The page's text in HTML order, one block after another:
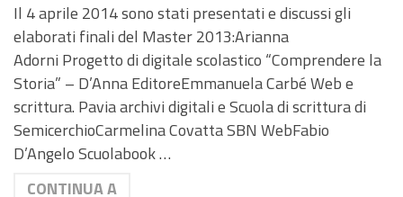
Il 4 aprile 2014 sono stati presentati e discussi gli
elaborati finali del Master 2013:Arianna
Adorni Progetto di digitale scolastico “Comprendere la
Storia” – D’Anna EditoreEmmanuela Carbé Web e
scrittura. Pavia archivi digitali e Scuola di scrittura di
SemicerchioCarmelina Covatta SBN WebFabio
D’Angelo Scuolabook …
CONTINUA A